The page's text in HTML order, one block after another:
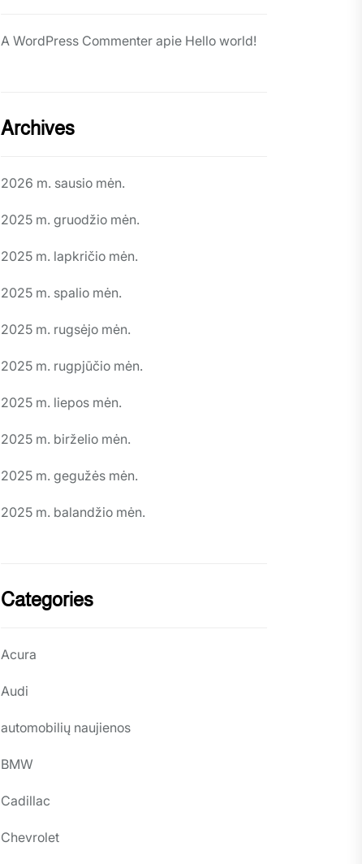
A WordPress Commenter apie Hello world!
Archives
2026 m. sausio mėn.
2025 m. gruodžio mėn.
2025 m. lapkričio mėn.
2025 m. spalio mėn.
2025 m. rugsėjo mėn.
2025 m. rugpjūčio mėn.
2025 m. liepos mėn.
2025 m. birželio mėn.
2025 m. gegužės mėn.
2025 m. balandžio mėn.
Categories
Acura
Audi
automobilių naujienos
BMW
Cadillac
Chevrolet